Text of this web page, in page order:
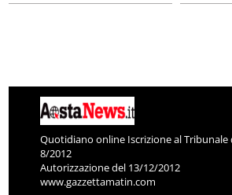
Quotidiano online Iscrizione al Tribunale
8/2012
Autorizzazione del 13/12/2012
www.gazzettamatin.com